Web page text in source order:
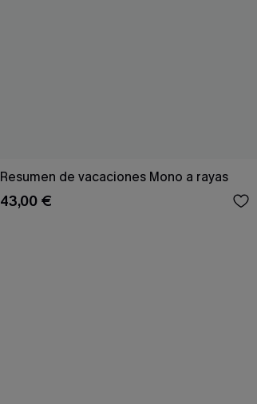
Resumen de vacaciones Mono a rayas
43,00 €